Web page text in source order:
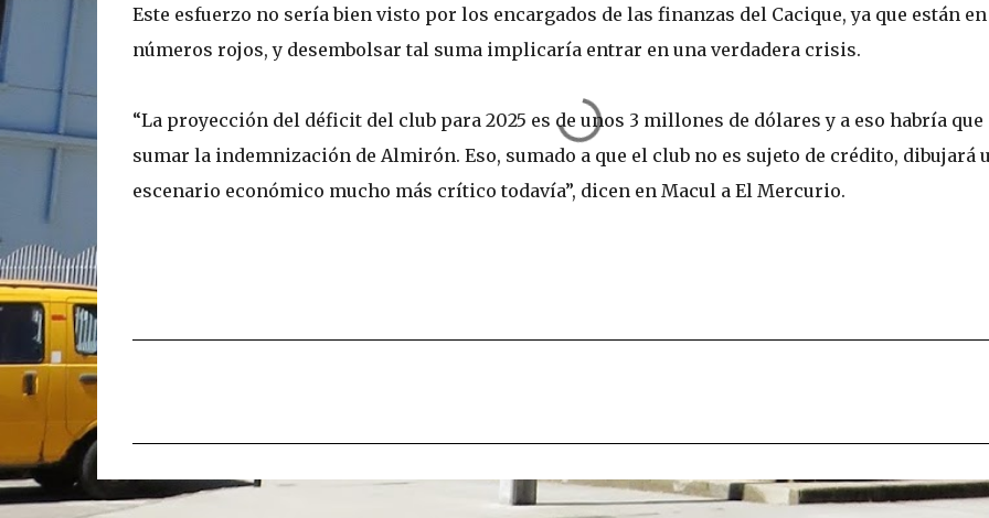
Este esfuerzo no sería bien visto por los encargados de las finanzas del Cacique, ya que están en
números rojos, y desembolsar tal suma implicaría entrar en una verdadera crisis.
“La proyección del déficit del club para 2025 es de unos 3 millones de dólares y a eso habría que
sumar la indemnización de Almirón. Eso, sumado a que el club no es sujeto de crédito, dibujará
escenario económico mucho más crítico todavía”, dicen en Macul a El Mercurio.
n